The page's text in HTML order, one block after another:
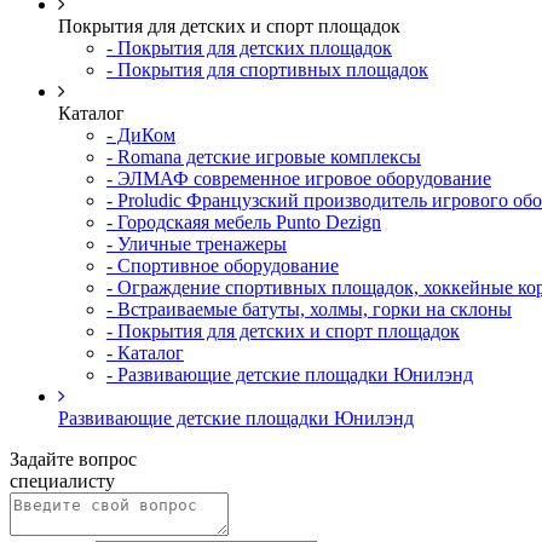
Покрытия для детских и спорт площадок
- Покрытия для детских площадок
- Покрытия для спортивных площадок
Каталог
- ДиКом
- Romana детские игровые комплексы
- ЭЛМАФ современное игровое оборудование
- Proludic Французский производитель игрового
- Городскаяя мебель Punto Dezign
- Уличные тренажеры
- Спортивное оборудование
- Ограждение спортивных площадок, хоккейные
- Встраиваемые батуты, холмы, горки на склоны
- Покрытия для детских и спорт площадок
- Каталог
- Развивающие детские площадки Юнилэнд
Развивающие детские площадки Юнилэнд
Задайте вопрос
специалисту